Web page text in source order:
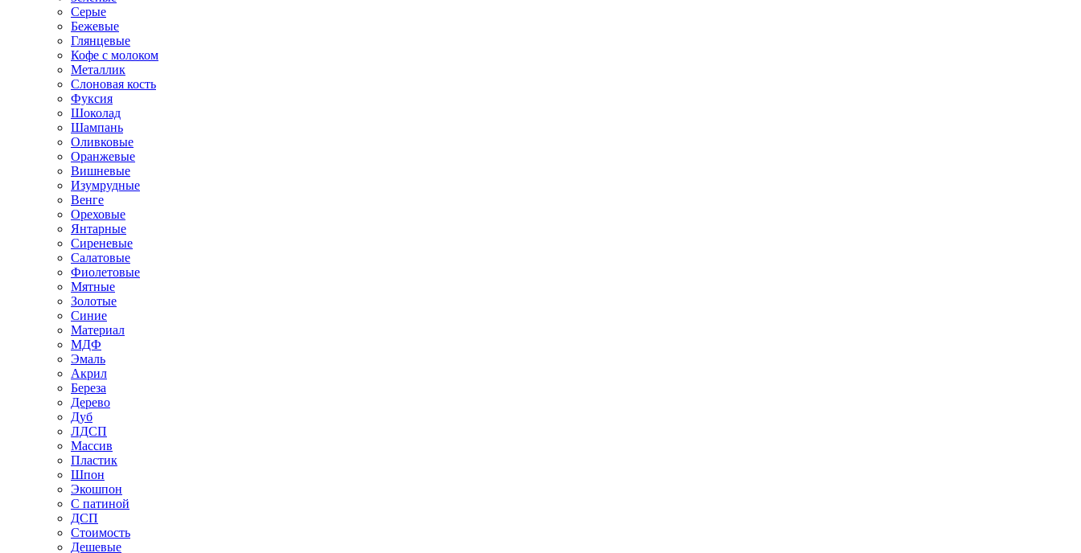
Серые
Бежевые
Глянцевые
Кофе с молоком
Металлик
Слоновая кость
Фуксия
Шоколад
Шампань
Оливковые
Оранжевые
Вишневые
Изумрудные
Венге
Ореховые
Янтарные
Сиреневые
Салатовые
Фиолетовые
Мятные
Золотые
Синие
Материал
МДФ
Эмаль
Акрил
Береза
Дерево
Дуб
ЛДСП
Массив
Пластик
Шпон
Экошпон
С патиной
ДСП
Стоимость
Дешевые